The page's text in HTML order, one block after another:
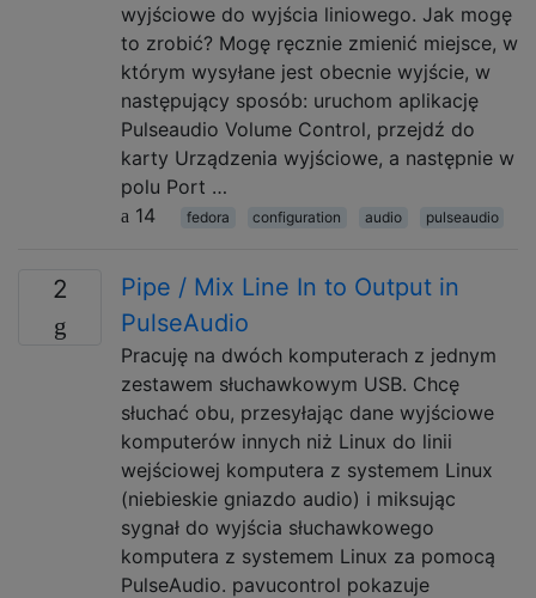
wyjściowe do wyjścia liniowego. Jak mogę
to zrobić? Mogę ręcznie zmienić miejsce, w
którym wysyłane jest obecnie wyjście, w
następujący sposób: uruchom aplikację
Pulseaudio Volume Control, przejdź do
karty Urządzenia wyjściowe, a następnie w
polu Port …
14
fedora configuration audio pulseaudio
2
Pipe / Mix Line In to Output in
PulseAudio
Pracuję na dwóch komputerach z jednym
zestawem słuchawkowym USB. Chcę
słuchać obu, przesyłając dane wyjściowe
komputerów innych niż Linux do linii
wejściowej komputera z systemem Linux
(niebieskie gniazdo audio) i miksując
sygnał do wyjścia słuchawkowego
komputera z systemem Linux za pomocą
PulseAudio. pavucontrol pokazuje